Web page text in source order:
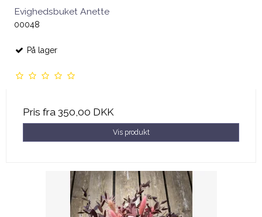
Evighedsbuket Anette
00048
På lager
Pris fra 350,00 DKK
Vis produkt